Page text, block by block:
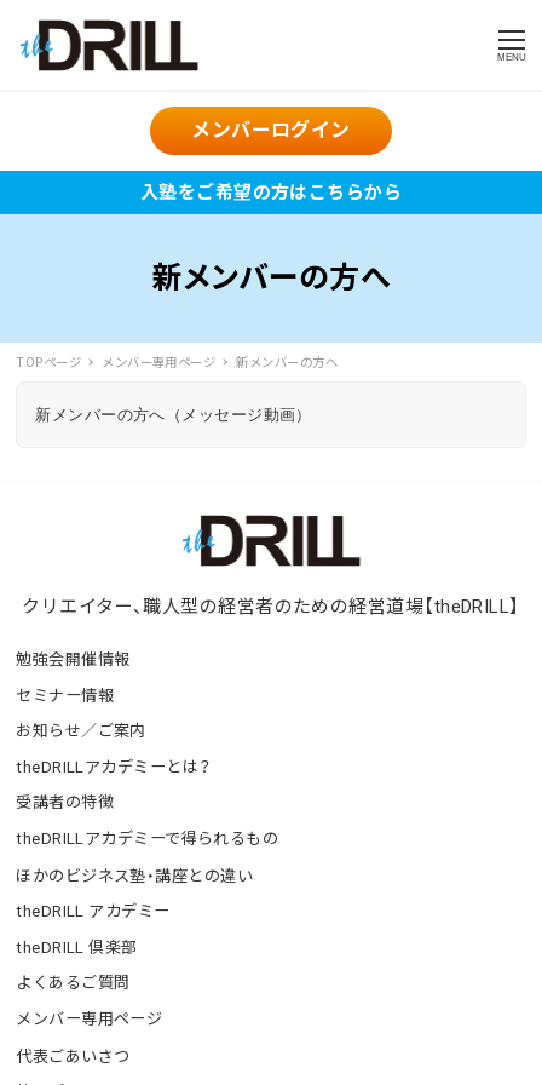
MENU
メンバーログイン
入塾をご希望の方はこちらから
新メンバーの方へ
TOPページ メンバー専用ページ 新メンバーの方へ
新メンバーの方へ（メッセージ動画）
クリエイター、職人型の経営者のための経営道場【theDRILL】
勉強会開催情報
セミナー情報
お知らせ／ご案内
theDRILLアカデミーとは？
受講者の特徴
theDRILLアカデミーで得られるもの
ほかのビジネス塾・講座との違い
theDRILL アカデミー
theDRILL 倶楽部
よくあるご質問
メンバー専用ページ
代表ごあいさつ